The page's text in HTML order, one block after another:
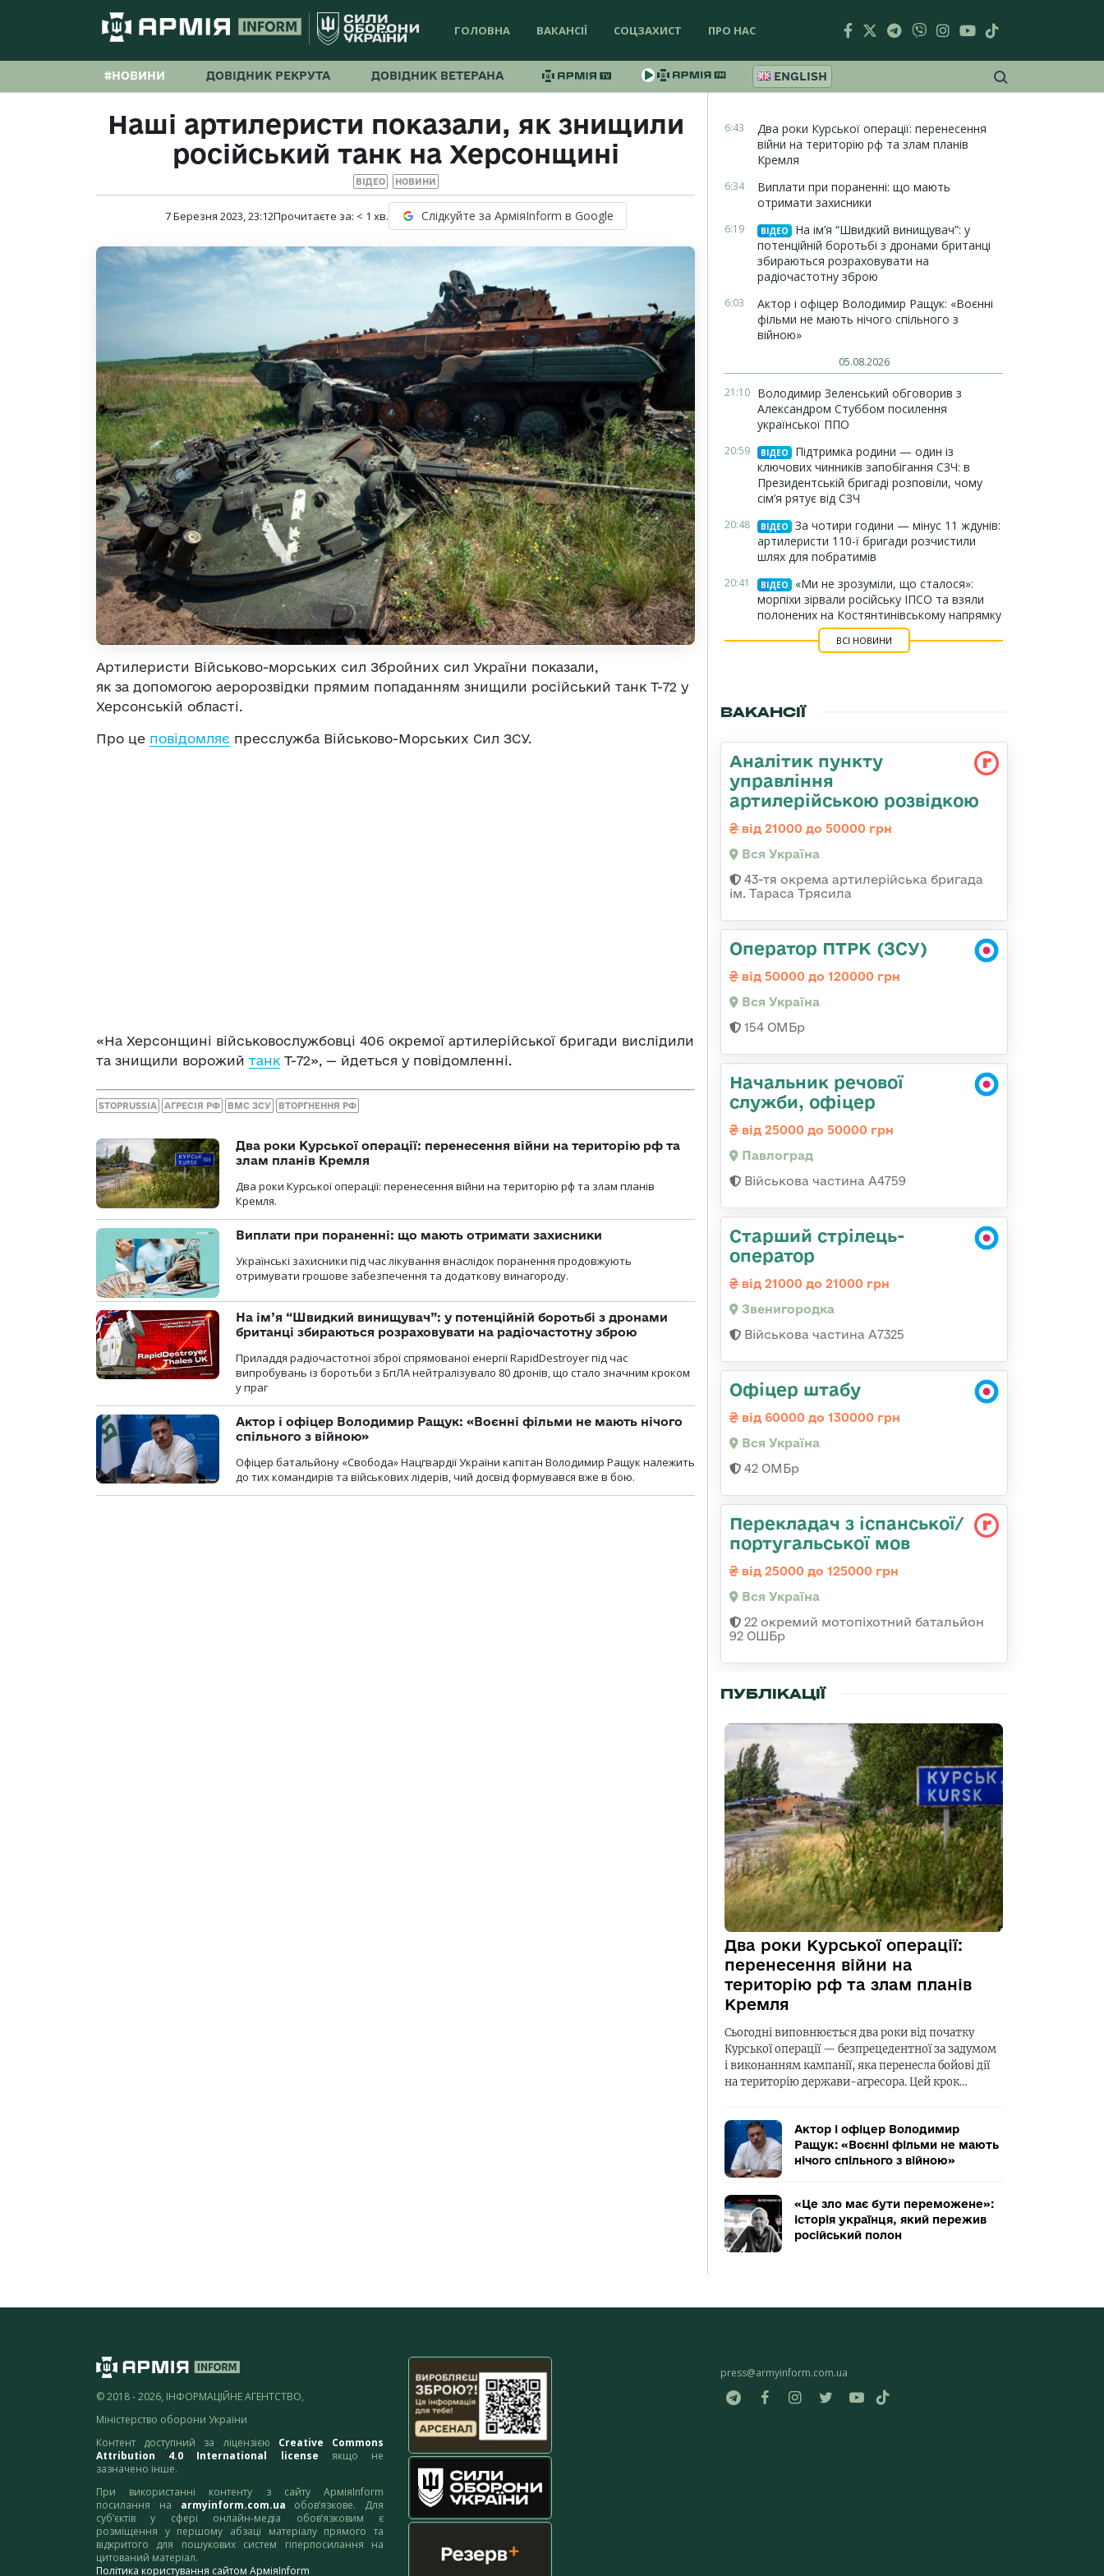
ГОЛОВНА ВАКАНСІЇ СОЦЗАХИСТ ПРО НАС
#НОВИНИ ДОВІДНИК РЕКРУТА ДОВІДНИК ВЕТЕРАНА ENGLISH
Наші артилеристи показали, як знищили
російський танк на Херсонщині
ВІДЕО НОВИНИ
7 Березня 2023, 23:12Прочитаєте за: < 1 хв. Слідкуйте за АрміяInform в Google
Артилеристи Військово-морських сил Збройних сил України показали,
як за допомогою аеророзвідки прямим попаданням знищили російський танк Т-72 у
Херсонській області.
Про це повідомляє пресслужба Військово-Морських Сил ЗСУ.
«На Херсонщині військовослужбовці 406 окремої артилерійської бригади вислідили
та знищили ворожий танк Т-72», — йдеться у повідомленні.
STOPRUSSIA АГРЕСІЯ РФ ВМС ЗСУ ВТОРГНЕННЯ РФ
Два роки Курської операції: перенесення війни на територію рф та
злам планів Кремля
Два роки Курської операції: перенесення війни на територію рф та злам планів
Кремля.
Виплати при пораненні: що мають отримати захисники
Українські захисники під час лікування внаслідок поранення продовжують
отримувати грошове забезпечення та додаткову винагороду.
На ім’я “Швидкий винищувач”: у потенційній боротьбі з дронами
британці збираються розраховувати на радіочастотну зброю
Приладдя радіочастотної зброї спрямованої енергії RapidDestroyer під час
випробувань із боротьби з БпЛА нейтралізувало 80 дронів, що стало значним кроком
у праг
Актор і офіцер Володимир Ращук: «Воєнні фільми не мають нічого
спільного з війною»
Офіцер батальйону «Свобода» Нацгвардії України капітан Володимир Ращук належить
до тих командирів та військових лідерів, чий досвід формувався вже в бою.
6:43
Два роки Курської операції: перенесення
війни на територію рф та злам планів
Кремля
6:34
Виплати при пораненні: що мають
отримати захисники
6:19 ВІДЕО
На ім’я “Швидкий винищувач”: у
потенційній боротьбі з дронами британці
збираються розраховувати на
радіочастотну зброю
6:03
Актор і офіцер Володимир Ращук: «Воєнні
фільми не мають нічого спільного з
війною»
05.08.2026
21:10 Володимир Зеленський обговорив з
Александром Стуббом посилення
української ППО
20:59 ВІДЕО
Підтримка родини — один із
ключових чинників запобігання СЗЧ: в
Президентській бригаді розповіли, чому
сім’я рятує від СЗЧ
20:48 ВІДЕО
За чотири години — мінус 11 ждунів:
артилеристи 110-ї бригади розчистили
шлях для побратимів
20:41 ВІДЕО
«Ми не зрозуміли, що сталося»:
морпіхи зірвали російську ІПСО та взяли
полонених на Костянтинівському напрямку
ВСІ НОВИНИ
ВАКАНСІЇ
Аналітик пункту
управління
артилерійською розвідкою
від 21000 до 50000 грн
Вся Україна
43-тя окрема артилерійська бригада
ім. Тараса Трясила
Оператор ПТРК (ЗСУ)
від 50000 до 120000 грн
Вся Україна
154 ОМБр
Начальник речової
служби, офіцер
від 25000 до 50000 грн
Павлоград
Військова частина А4759
Старший стрілець-
оператор
від 21000 до 21000 грн
Звенигородка
Військова частина А7325
Офіцер штабу
від 60000 до 130000 грн
Вся Україна
42 ОМБр
Перекладач з іспанської/
португальської мов
від 25000 до 125000 грн
Вся Україна
22 окремий мотопіхотний батальйон
92 ОШБр
ПУБЛІКАЦІЇ
Два роки Курської операції:
перенесення війни на
територію рф та злам планів
Кремля
Сьогодні виповнюється два роки від початку
Курської операції — безпрецедентної за задумом
і виконанням кампанії, яка перенесла бойові дії
на територію держави-агресора. Цей крок…
Актор і офіцер Володимир
Ращук: «Воєнні фільми не мають
нічого спільного з війною»
«Це зло має бути переможене»:
історія українця, який пережив
російський полон
© 2018 - 2026, ІНФОРМАЦІЙНЕ АГЕНТСТВО,
Міністерство оборони України
Контент доступний за ліцензією Creative Commons
Attribution 4.0 International license якщо не
зазначено інше.
При використанні контенту з сайту АрміяInform
посилання на armyinform.com.ua обов’язкове. Для
суб’єктів у сфері онлайн-медіа обов’язковим є
розміщення у першому абзаці матеріалу прямого та
відкритого для пошукових систем гіперпосилання на
цитований матеріал.
Політика користування сайтом АрміяInform
press@armyinform.com.ua